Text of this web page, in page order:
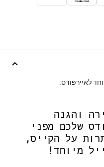
לאיירפודס.
והגנה
שלכם מפני
על הקייס,
מיוחד!